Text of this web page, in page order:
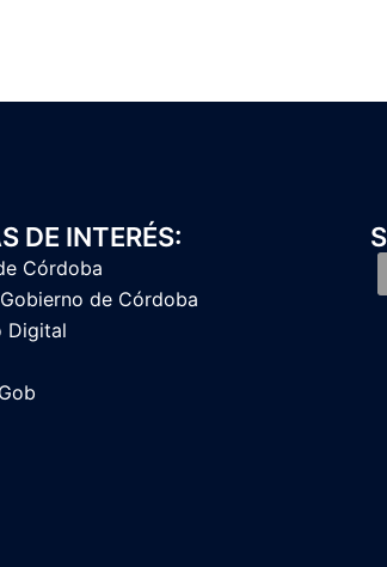
DE INTERÉS:
Córdoba
de Córdoba
Digital